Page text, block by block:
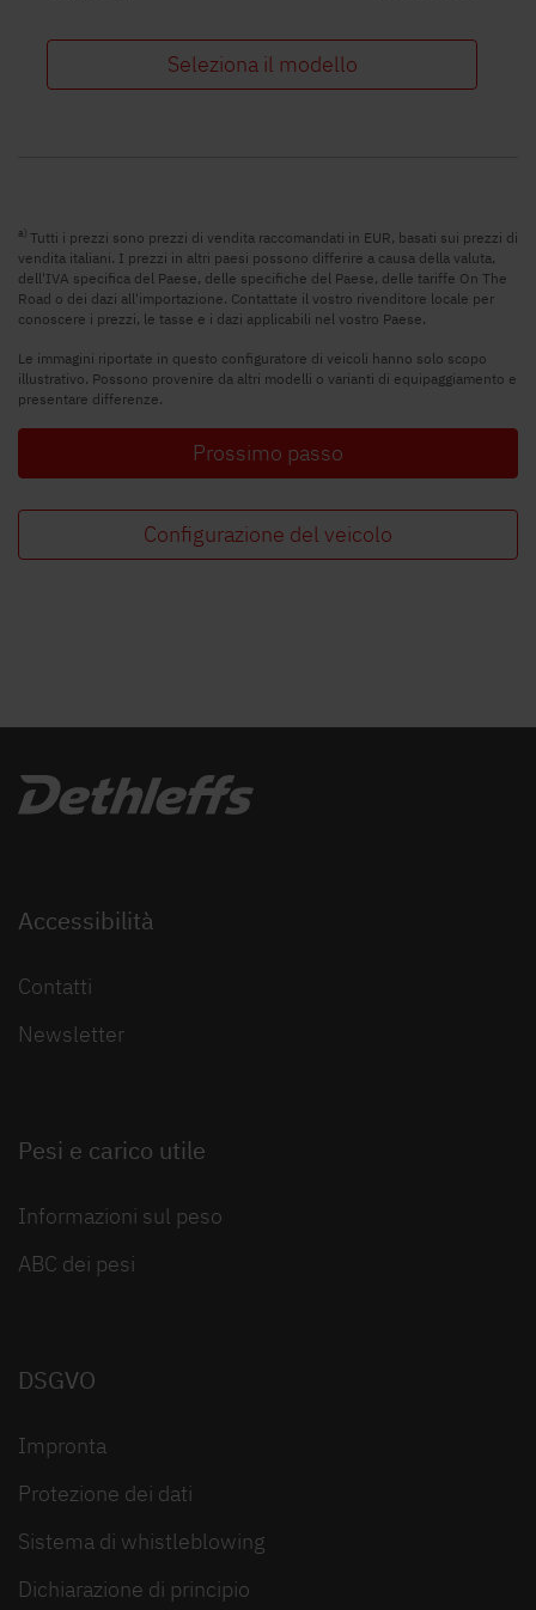
Seleziona il modello
a) Tutti i prezzi sono prezzi di vendita raccomandati in EUR, basati sui prezzi di
vendita italiani. I prezzi in altri paesi possono differire a causa della valuta,
dell'IVA specifica del Paese, delle specifiche del Paese, delle tariffe On The
Road o dei dazi all'importazione. Contattate il vostro rivenditore locale per
conoscere i prezzi, le tasse e i dazi applicabili nel vostro Paese.
Le immagini riportate in questo configuratore di veicoli hanno solo scopo
illustrativo. Possono provenire da altri modelli o varianti di equipaggiamento e
presentare differenze.
Prossimo passo
Configurazione del veicolo
Accessibilità
Contatti
Newsletter
Pesi e carico utile
Informazioni sul peso
ABC dei pesi
DSGVO
Impronta
Protezione dei dati
Sistema di whistleblowing
Dichiarazione di principio